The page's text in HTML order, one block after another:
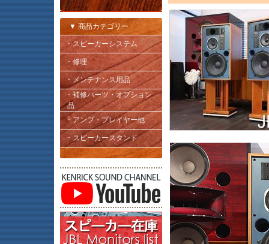
▼ 商品カテゴリー
･ スピーカーシステム
･ 修理
･ メンテナンス用品
･ 補修パーツ・オプション
品
･ アンプ・プレイヤー他
･ スピーカースタンド